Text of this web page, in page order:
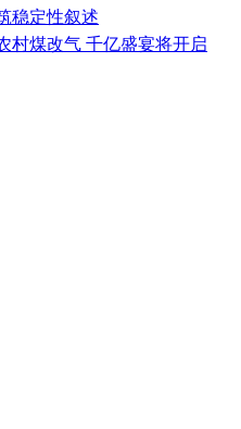
稳定性叙述
村煤改气 千亿盛宴将开启